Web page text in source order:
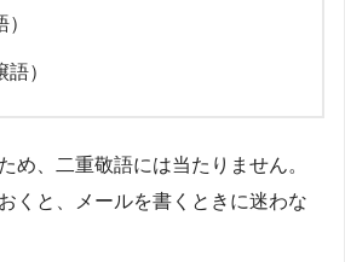
）
め、二重敬語には当たりません。
くと、メールを書くときに迷わな